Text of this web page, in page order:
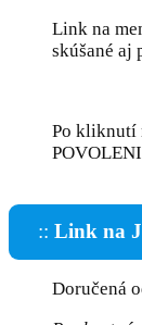
Link na
skúšané aj
Po kliknutí
::Link na
Doručená